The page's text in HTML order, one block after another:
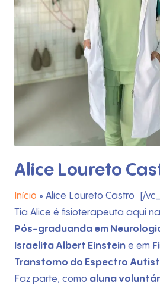
Início
Quem Somos
Alice Loureto
Início » Alice Loureto Castro
[/
Tia Alice é fisioterapeuta aqui
Pós-graduanda em
Israelita Albert Einstein e em
Transtorno do Espectro
Faz parte, como aluna